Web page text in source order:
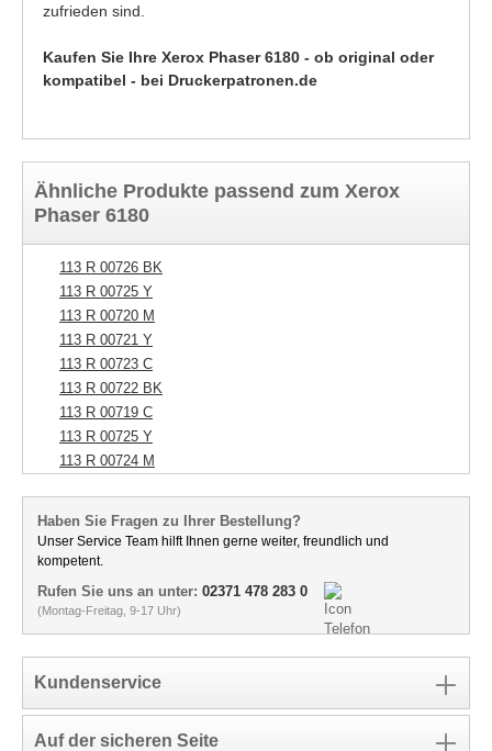
zufrieden sind.
Kaufen Sie Ihre Xerox Phaser 6180 - ob original oder
kompatibel - bei Druckerpatronen.de
Ähnliche Produkte passend zum Xerox
Phaser 6180
113 R 00726 BK
113 R 00725 Y
113 R 00720 M
113 R 00721 Y
113 R 00723 C
113 R 00722 BK
113 R 00719 C
113 R 00725 Y
113 R 00724 M
Haben Sie Fragen zu Ihrer Bestellung?
Unser Service Team hilft Ihnen gerne weiter, freundlich und
kompetent.
Rufen Sie uns an unter: 02371 478 283 0
(Montag-Freitag, 9-17 Uhr)
Kundenservice
Auf der sicheren Seite